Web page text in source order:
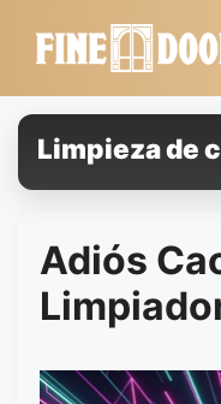
Limpieza de
Adiós